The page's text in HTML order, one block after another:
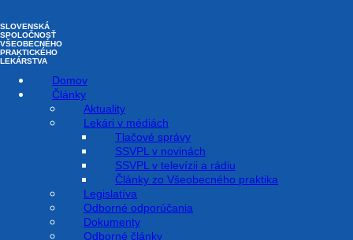
SLOVENSKÁ
SPOLOČNOSŤ
VŠEOBECNÉHO
PRAKTICKÉHO
LEKÁRSTVA
Domov
Články
Aktuality
Lekári v médiách
Tlačové správy
SSVPL v novinách
SSVPL v televízii a rádiu
Články zo Všeobecného praktika
Legislatíva
Odborné odporúčania
Dokumenty
Odborné články
Ako liečiť COVID-19 doma v
spolupráci s ambulantným
lekárom?